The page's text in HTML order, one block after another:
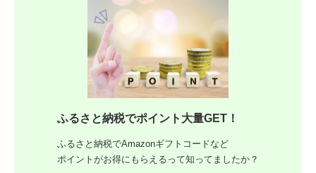
ふるさと納税でポイント大量GET！
ふるさと納税でAmazonギフトコードなど
ポイントがお得にもらえるって知ってましたか？